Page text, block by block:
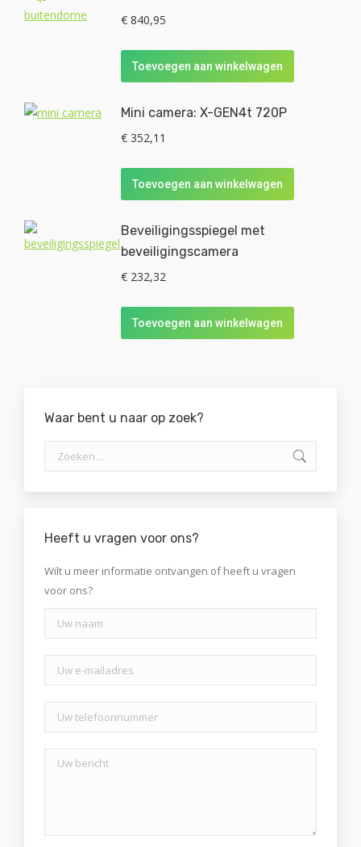
€ 840,95
Toevoegen aan winkelwagen
Mini camera: X-GEN4t 720P
€ 352,11
Toevoegen aan winkelwagen
Beveiligingsspiegel met
beveiligingscamera
€ 232,32
Toevoegen aan winkelwagen
Waar bent u naar op zoek?
Zoeken:
Heeft u vragen voor ons?
Wilt u meer informatie ontvangen of heeft u vragen
voor ons?